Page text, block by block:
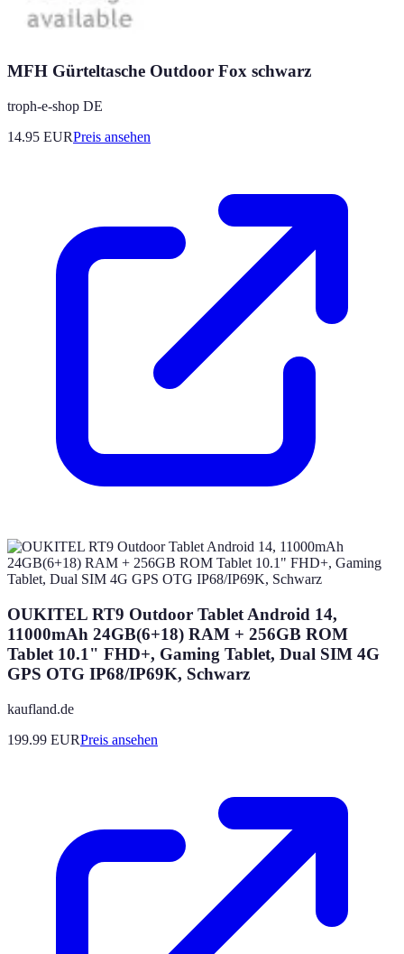
MFH Gürteltasche Outdoor Fox schwarz
troph-e-shop DE
14.95 EURPreis ansehen
OUKITEL RT9 Outdoor Tablet Android 14,
11000mAh 24GB(6+18) RAM + 256GB ROM
Tablet 10.1" FHD+, Gaming Tablet, Dual SIM 4G
GPS OTG IP68/IP69K, Schwarz
kaufland.de
199.99 EURPreis ansehen